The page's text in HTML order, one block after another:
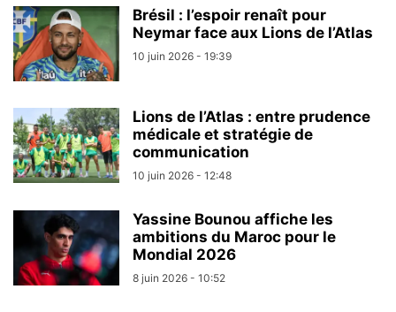
Brésil : l’espoir renaît pour
Neymar face aux Lions de l’Atlas
10 juin 2026 - 19:39
Lions de l’Atlas : entre prudence
médicale et stratégie de
communication
10 juin 2026 - 12:48
Yassine Bounou affiche les
ambitions du Maroc pour le
Mondial 2026
8 juin 2026 - 10:52